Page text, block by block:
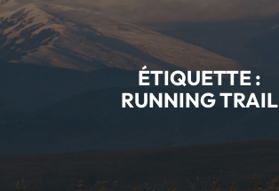
ÉTIQUETTE :
RUNNING TRAIL